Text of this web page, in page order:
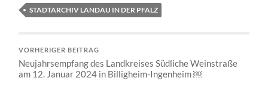
STADTARCHIV LANDAU IN DER PFALZ
VORHERIGER BEITRAG
Neujahrsempfang des Landkreises Südliche Weinstraße
am 12. Januar 2024 in Billigheim-Ingenheim ￼